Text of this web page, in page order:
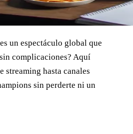
un espectáculo global que
complicaciones? Aquí
streaming hasta canales
sin perderte ni un